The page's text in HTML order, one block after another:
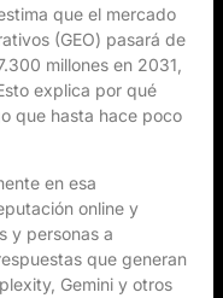
que el mercado
(GEO) pasará de
millones en 2031,
explica por qué
que hasta hace poco
en esa
online y
y personas a
que generan
Gemini y otros